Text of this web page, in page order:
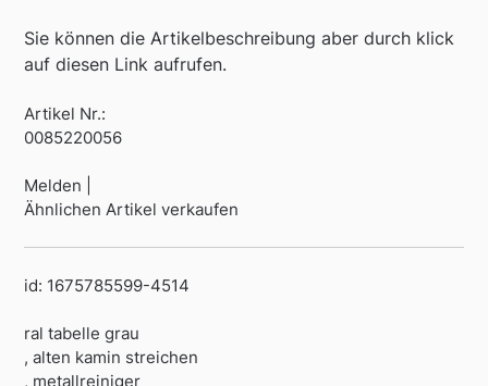
Sie können die Artikelbeschreibung aber durch klick
auf diesen Link aufrufen.
Artikel Nr.:
0085220056
Melden |
Ähnlichen Artikel verkaufen
id: 1675785599-4514
ral tabelle grau
, alten kamin streichen
, metallreiniger